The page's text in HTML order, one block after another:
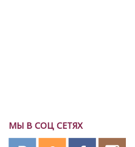
МЫ В СОЦ СЕТЯХ